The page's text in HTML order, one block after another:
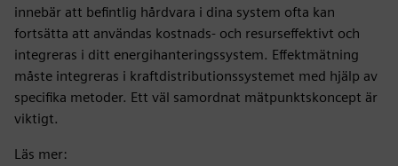
innebär att befintlig hårdvara i dina system ofta kan
fortsätta att användas kostnads- och resurseffektivt och
integreras i ditt energihanteringssystem. Effektmätning
måste integreras i kraftdistributionssystemet med hjälp av
specifika metoder. Ett väl samordnat mätpunktskoncept är
viktigt.
Läs mer: